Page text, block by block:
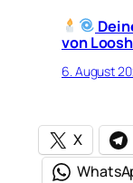
von
6. August
X